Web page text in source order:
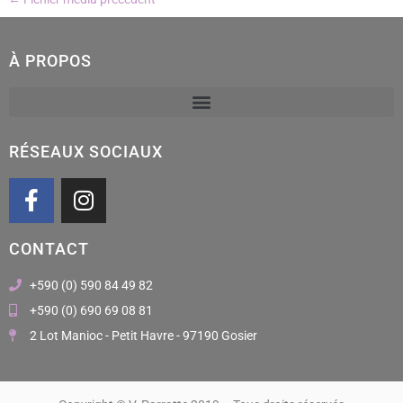
À PROPOS
RÉSEAUX SOCIAUX
F
a
e
b
o
o
k
I
n
t
a
g
r
a
CONTACT
+590 (0) 590 84 49 82
+590 (0) 690 69 08 81
2 Lot Manioc - Petit Havre - 97190 Gosier